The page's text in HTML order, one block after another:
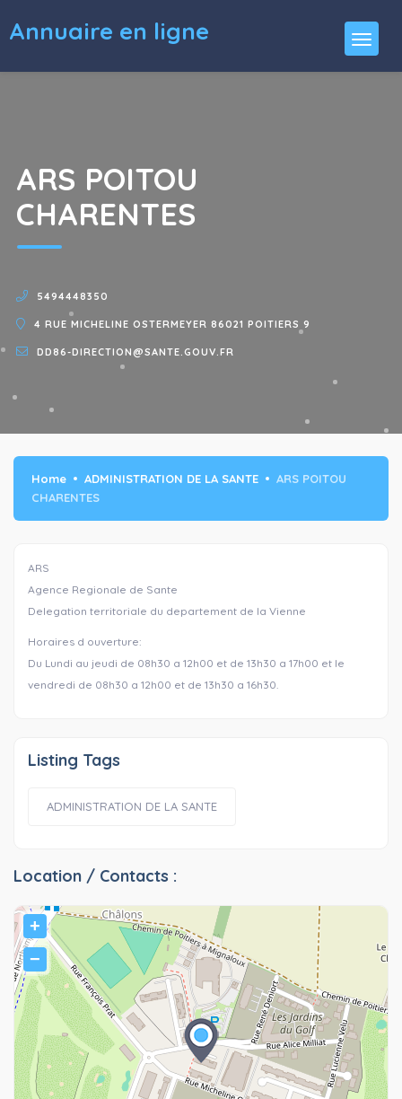
Annuaire en ligne
ARS POITOU
CHARENTES
5494448350
4 RUE MICHELINE OSTERMEYER 86021 POITIERS 9
DD86-DIRECTION@SANTE.GOUV.FR
Home ADMINISTRATION DE LA SANTE
ARS POITOU
CHARENTES
ARS
Agence Regionale de Sante
Delegation territoriale du departement de la Vienne
Horaires d ouverture:
Du Lundi au jeudi de 08h30 a 12h00 et de 13h30 a 17h00 et le
vendredi de 08h30 a 12h00 et de 13h30 a 16h30.
Listing Tags
ADMINISTRATION DE LA SANTE
Location / Contacts :
+
−